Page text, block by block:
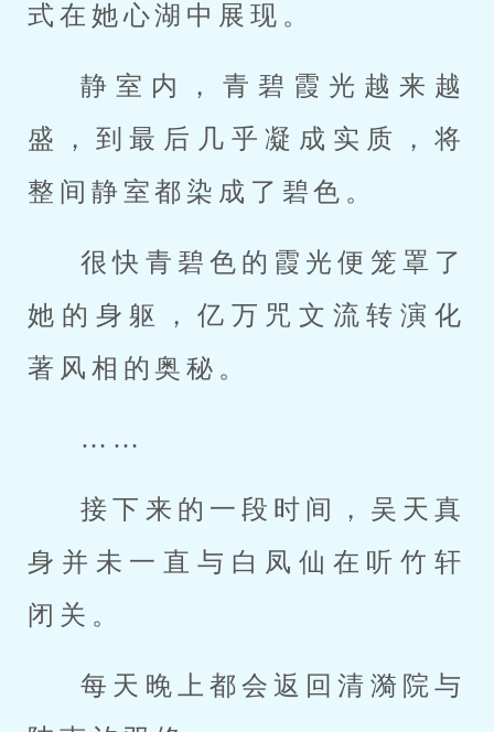
式在她心湖中展现。
静室内，青碧霞光越来越
盛，到最后几乎凝成实质，将
整间静室都染成了碧色。
很快青碧色的霞光便笼罩了
她的身躯，亿万咒文流转演化
著风相的奥秘。
……
接下来的一段时间，吴天真
身并未一直与白凤仙在听竹轩
闭关。
每天晚上都会返回清漪院与